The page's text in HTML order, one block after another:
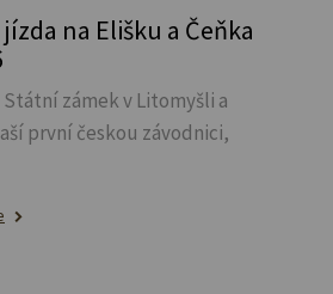
na Elišku a Čeňka
zámek v Litomyšli a
první českou závodnici,